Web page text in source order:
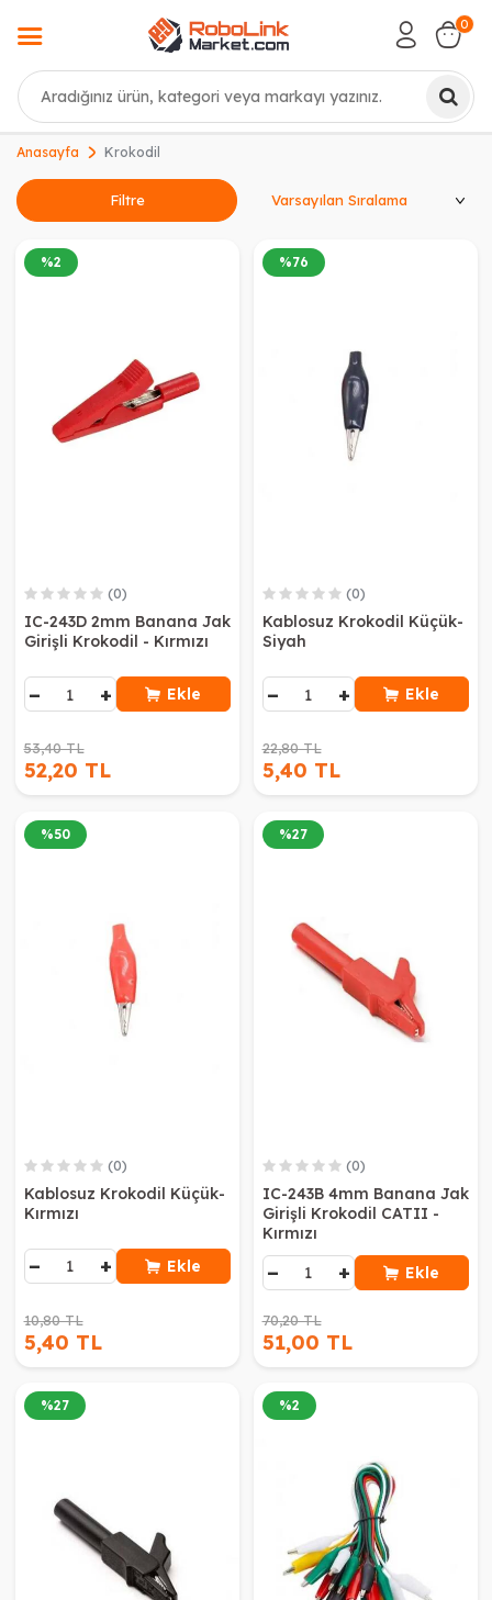
Ara
0
Anasayfa Krokodil
Filtre
%2
(0)
IC-243D 2mm Banana Jak
Girişli Krokodil - Kırmızı
− + Ekle
53,40 TL
52,20 TL
%76
(0)
Kablosuz Krokodil Küçük-
Siyah
− + Ekle
22,80 TL
5,40 TL
%50
(0)
Kablosuz Krokodil Küçük-
Kırmızı
− + Ekle
10,80 TL
5,40 TL
%27
(0)
IC-243B 4mm Banana Jak
Girişli Krokodil CATII -
Kırmızı
− + Ekle
70,20 TL
51,00 TL
%27 %2